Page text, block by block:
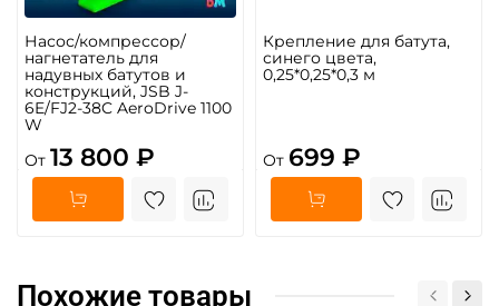
Насос/компрессор/
нагнетатель для
надувных батутов и
конструкций, JSB J-
6E/FJ2-38C AeroDrive 1100
W
От 13 800 ₽
Крепление для батута,
синего цвета,
0,25*0,25*0,3 м
От 699 ₽
Похожие товары